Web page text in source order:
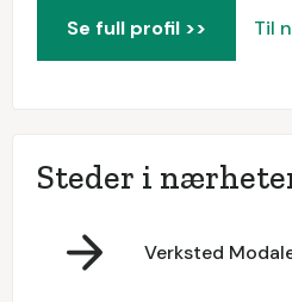
Se full profil >> Til
Steder i
Verksted